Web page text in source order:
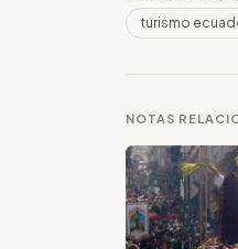
turismo
NOTAS